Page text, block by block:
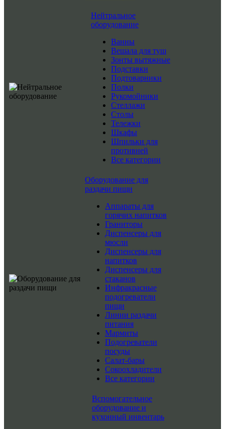
Нейтральное
оборудование
Ванны
Вешала для туш
Зонты вытяжные
Подставки
Подтоварники
Полки
Рукомойники
Стеллажи
Столы
Тележки
Шкафы
Шпильки для
противней
Все категории
Оборудование для
раздачи пищи
Аппараты для
горячих напитков
Граниторы
Диспенсеры для
мюсли
Диспенсеры для
напитков
Диспенсеры для
стаканов
Инфракрасные
подогреватели
пищи
Линии раздачи
питания
Мармиты
Подогреватели
посуды
Салат-бары
Сокоохладители
Все категории
Вспомогательное
оборудование и
кухонный инвентарь